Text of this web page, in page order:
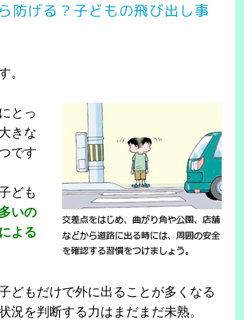
防げる？子どもの飛び出し事
。
とっ
きな
です
ども
いの
よる
どもだけで外に出ることが多くなる
況を判断する力はまだまだ未熟。